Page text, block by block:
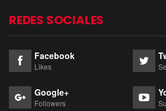
REDES SOCIALES
Facebook
Likes
Google+
Followers